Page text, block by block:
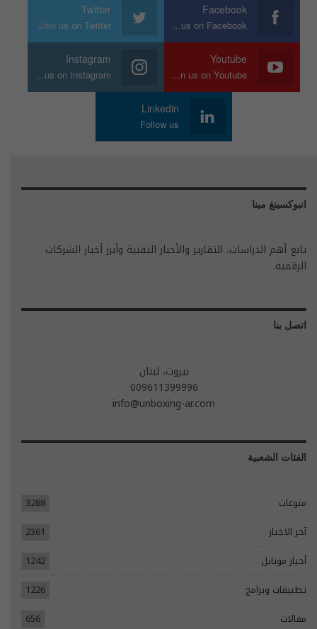
Facebook
Join us on Facebook
Twitter
Join us on Twitter
Youtube
Join us on Youtube
Instagram
Join us on Instagram
Linkedin
Follow us
انبوكسينغ مينا
تابع أهم الدراسات، التقارير والأخبار التقنية وأبرز أخبار الشركات
الرقمية.
اتصل بنا
بيروت، لبنان
009611399996
info@unboxing-ar.com
الفئات الشعبية
منوعات
3288
آخر الاخبار
2361
أخبار موبايل
1242
تطبيقات وبرامج
1226
مقالات
656